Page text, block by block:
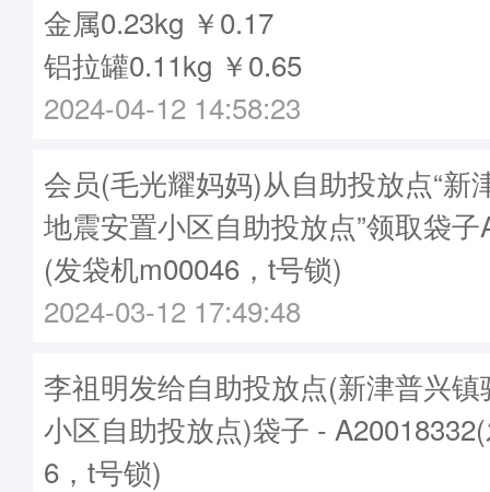
金属0.23kg ￥0.17
铝拉罐0.11kg ￥0.65
2024-04-12 14:58:23
会员(毛光耀妈妈)从自助投放点“新
地震安置小区自助投放点”领取袋子
(发袋机m00046，t号锁)
2024-03-12 17:49:48
李祖明发给自助投放点(新津普兴
小区自助投放点)袋子 -
6，t号锁)